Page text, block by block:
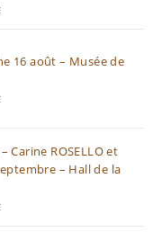
16 août – Musée de
Carine ROSELLO et
– Hall de la